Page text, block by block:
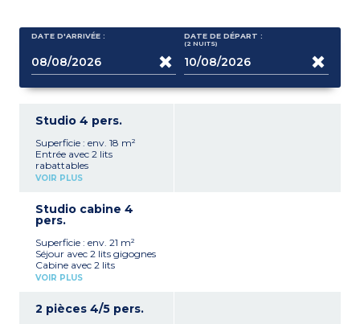
DATE D'ARRIVÉE : DATE DE DÉPART :
(2 NUITS)
Studio 4 pers.
Superficie : env. 18 m²
Entrée avec 2 lits
rabattables
Séjour avec 2 lits gigognes
cuisson, micro-ondes,
cafetière électrique,
Salle de bain, WC
Balcon
VOIR PLUS
Studio cabine 4
pers.
Superficie : env. 21 m²
Séjour avec 2 lits gigognes
Cabine avec 2 lits
superposés ou 2 lits
Kitchenette équipée
VOIR PLUS
2 pièces 4/5 pers.